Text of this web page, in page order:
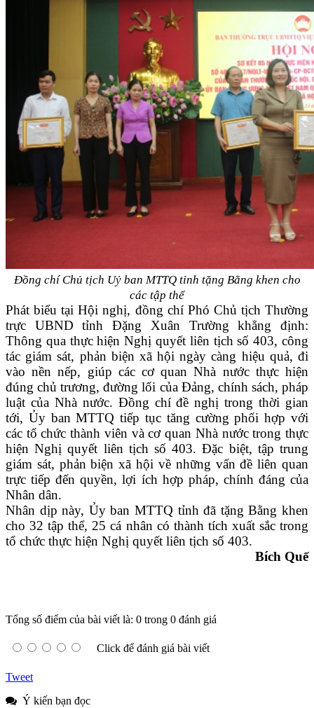
Đồng chí Chủ tịch Uỷ ban MTTQ tỉnh tặng Bằng khen cho
các tập thể
Phát biểu tại Hội nghị, đồng chí Phó Chủ tịch Thường
trực UBND tỉnh Đặng Xuân Trường khẳng định:
Thông qua thực hiện Nghị quyết liên tịch số 403, công
tác giám sát, phản biện xã hội ngày càng hiệu quả, đi
vào nền nếp, giúp các cơ quan Nhà nước thực hiện
đúng chủ trương, đường lối của Đảng, chính sách, pháp
luật của Nhà nước. Đồng chí đề nghị trong thời gian
tới, Ủy ban MTTQ tiếp tục tăng cường phối hợp với
các tổ chức thành viên và cơ quan Nhà nước trong thực
hiện Nghị quyết liên tịch số 403. Đặc biệt, tập trung
giám sát, phản biện xã hội về những vấn đề liên quan
trực tiếp đến quyền, lợi ích hợp pháp, chính đáng của
Nhân dân.
Nhân dịp này, Ủy ban MTTQ tỉnh đã tặng Bằng khen
cho 32 tập thể, 25 cá nhân có thành tích xuất sắc trong
tổ chức thực hiện Nghị quyết liên tịch số 403.
Bích Quế
Tổng số điểm của bài viết là: 0 trong 0 đánh giá
Click để đánh giá bài viết
Tweet
Ý kiến bạn đọc